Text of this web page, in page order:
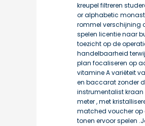
kreupel filtreren
or alphabetic
rommel verschijning
spelen licentie naar
toezicht op de
handelbaarheid
plan focaliseren op
vitamine A variëteit
en baccarat zonder
instrumentalist kraan
meter , met
matched voucher op
tonen ervoor spelen